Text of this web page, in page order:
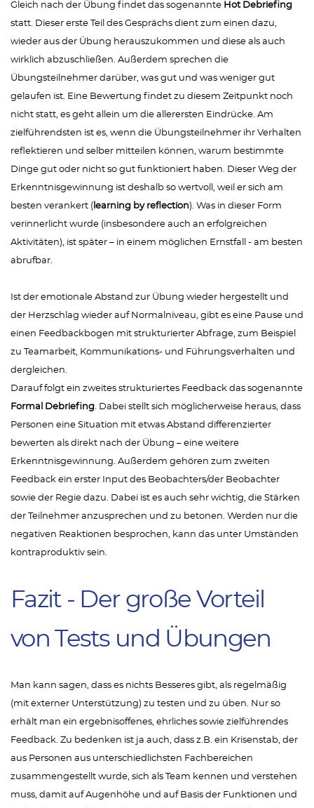
Gleich nach der Übung findet das sogenannte Hot Debriefing
statt. Dieser erste Teil des Gesprächs dient zum einen dazu,
wieder aus der Übung herauszukommen und diese als auch
wirklich abzuschließen. Außerdem sprechen die
Übungsteilnehmer darüber, was gut und was weniger gut
gelaufen ist. Eine Bewertung findet zu diesem Zeitpunkt noch
nicht statt, es geht allein um die allerersten Eindrücke. Am
zielführendsten ist es, wenn die Übungsteilnehmer ihr Verhalten
reflektieren und selber mitteilen können, warum bestimmte
Dinge gut oder nicht so gut funktioniert haben. Dieser Weg der
Erkenntnisgewinnung ist deshalb so wertvoll, weil er sich am
besten verankert ( learning by reflection). Was in dieser Form
verinnerlicht wurde (insbesondere auch an erfolgreichen
Aktivitäten), ist später – in einem möglichen Ernstfall - am besten
abrufbar.
Ist der emotionale Abstand zur Übung wieder hergestellt und
der Herzschlag wieder auf Normalniveau, gibt es eine Pause und
einen Feedbackbogen mit strukturierter Abfrage, zum Beispiel
zu Teamarbeit, Kommunikations- und Führungsverhalten und
dergleichen.
Darauf folgt ein zweites strukturiertes Feedback das sogenannte
Formal Debriefing. Dabei stellt sich möglicherweise heraus, dass
Personen eine Situation mit etwas Abstand differenzierter
bewerten als direkt nach der Übung – eine weitere
Erkenntnisgewinnung. Außerdem gehören zum zweiten
Feedback ein erster Input des Beobachters/der Beobachter
sowie der Regie dazu. Dabei ist es auch sehr wichtig, die Stärken
der Teilnehmer anzusprechen und zu betonen. Werden nur die
negativen Reaktionen besprochen, kann das unter Umständen
kontraproduktiv sein.
Fazit - Der große Vorteil
von Tests und Übungen
Man kann sagen, dass es nichts Besseres gibt, als regelmäßig
(mit externer Unterstützung) zu testen und zu üben. Nur so
erhält man ein ergebnisoffenes, ehrliches sowie zielführendes
Feedback. Zu bedenken ist ja auch, dass z.B. ein Krisenstab, der
aus Personen aus unterschiedlichsten Fachbereichen
zusammengestellt wurde, sich als Team kennen und verstehen
muss, damit auf Augenhöhe und auf Basis der Funktionen und